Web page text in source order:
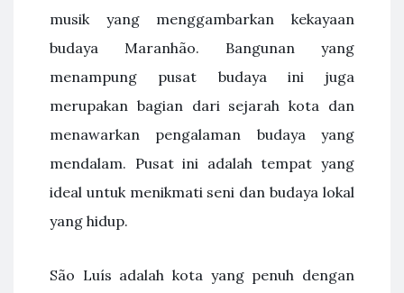
musik yang menggambarkan kekayaan
budaya Maranhão. Bangunan yang
menampung pusat budaya ini juga
merupakan bagian dari sejarah kota dan
menawarkan pengalaman budaya yang
mendalam. Pusat ini adalah tempat yang
ideal untuk menikmati seni dan budaya lokal
yang hidup.
São Luís adalah kota yang penuh dengan